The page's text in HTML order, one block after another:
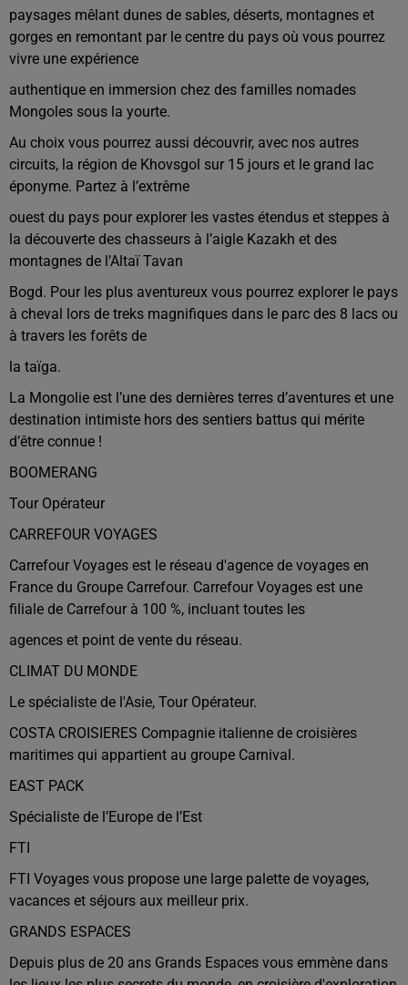
paysages mêlant dunes de sables, déserts, montagnes et
gorges en remontant par le centre du pays où vous pourrez
vivre une expérience
authentique en immersion chez des familles nomades
Mongoles sous la yourte.
Au choix vous pourrez aussi découvrir, avec nos autres
circuits, la région de Khovsgol sur 15 jours et le grand lac
éponyme. Partez à l’extrême
ouest du pays pour explorer les vastes étendus et steppes à
la découverte des chasseurs à l’aigle Kazakh et des
montagnes de l’Altaï Tavan
Bogd. Pour les plus aventureux vous pourrez explorer le pays
à cheval lors de treks magnifiques dans le parc des 8 lacs ou
à travers les forêts de
la taïga.
La Mongolie est l’une des dernières terres d’aventures et une
destination intimiste hors des sentiers battus qui mérite
d’être connue !
BOOMERANG
Tour Opérateur
CARREFOUR VOYAGES
Carrefour Voyages est le réseau d'agence de voyages en
France du Groupe Carrefour. Carrefour Voyages est une
filiale de Carrefour à 100 %, incluant toutes les
agences et point de vente du réseau.
CLIMAT DU MONDE
Le spécialiste de l'Asie, Tour Opérateur.
COSTA CROISIERES Compagnie italienne de croisières
maritimes qui appartient au groupe Carnival.
EAST PACK
Spécialiste de l’Europe de l’Est
FTI
FTI Voyages vous propose une large palette de voyages,
vacances et séjours aux meilleur prix.
GRANDS ESPACES
Depuis plus de 20 ans Grands Espaces vous emmène dans